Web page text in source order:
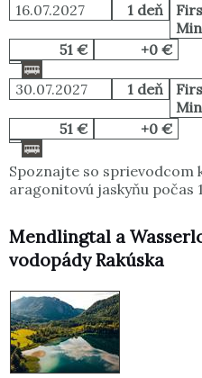
16.07.2027 1 deň
51 €
+0 €
30.07.2027 1 deň
51 €
+0 €
Spoznajte so sprievodcom
aragonitovú jaskyňu počas
Mendlingtal a
vodopády Rakúska